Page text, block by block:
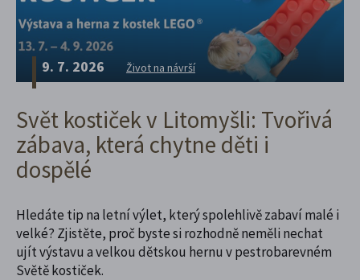
9. 7. 2026 Život na návrší
Svět kostiček v Litomyšli: Tvořivá
zábava, která chytne děti i
dospělé
Hledáte tip na letní výlet, který spolehlivě zabaví malé i
velké? Zjistěte, proč byste si rozhodně neměli nechat
ujít výstavu a velkou dětskou hernu v pestrobarevném
Světě kostiček.